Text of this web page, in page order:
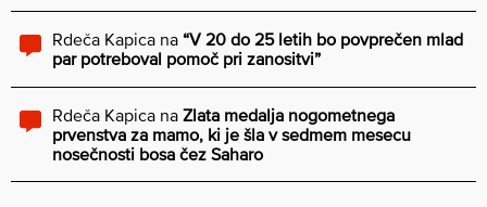
Rdeča Kapica na “V 20 do 25 letih bo povprečen mlad
par potreboval pomoč pri zanositvi”
Rdeča Kapica na Zlata medalja nogometnega
prvenstva za mamo, ki je šla v sedmem mesecu
nosečnosti bosa čez Saharo